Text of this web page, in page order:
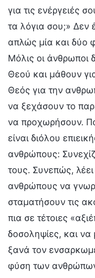
για τις ενέργειές
τα λόγια σου;» Δεν
απλώς μία και δύο
Μόλις οι άνθρωποι
Θεού και μάθουν
Θεός για την
να ξεχάσουν το
να προχωρήσουν.
είναι διόλου
ανθρώπους:
τους. Συνεπώς,
ανθρώπους να
σταματήσουν τις
πια σε τέτοιες
δοσοληψίες, και
ξανά τον
φύση των